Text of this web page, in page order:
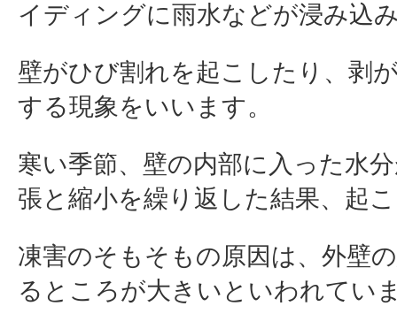
イディングに雨水などが浸み込
壁がひび割れを起こしたり、剥
する現象をいいます。
寒い季節、壁の内部に入った水
張と縮小を繰り返した結果、起
凍害のそもそもの原因は、外壁
るところが大きいといわれてい